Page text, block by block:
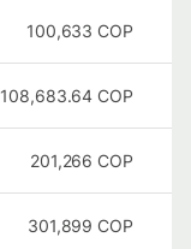
100,633 COP
108,683.64 COP
201,266 COP
301,899 COP